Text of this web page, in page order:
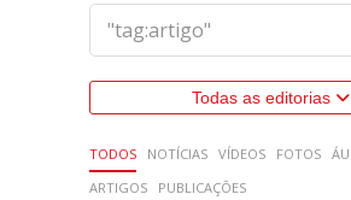
Todas as editorias
TODOS NOTÍCIAS VÍDEOS FOTOS
ARTIGOS
PUBLICAÇÕES